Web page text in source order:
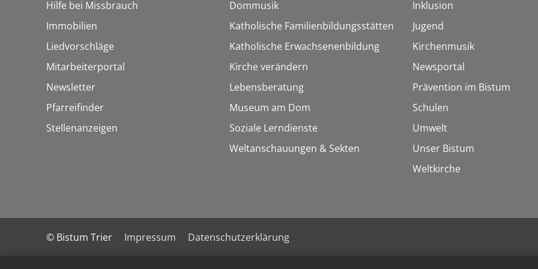
Hilfe bei Missbrauch
Immobilien
Liedvorschläge
Mitarbeiterportal
Newsletter
Pfarreifinder
Stellenanzeigen
Dommusik
Katholische Familienbildungsstätten
Katholische Erwachsenenbildung
Kirche verändern
Lebensberatung
Museum am Dom
Soziale Lerndienste
Weltanschauungen & Sekten
Inklusion
Jugend
Kirchenmusik
Newsportal
Prävention im Bistum
Schulen
Umwelt
Unser Bistum
Weltkirche
© Bistum Trier Impressum Datenschutzerklärung